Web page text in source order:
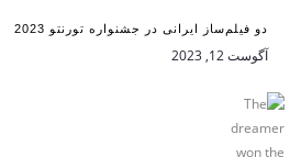
دو فیلم‌ساز ایرانی در جشنواره تورنتو 2023
آگوست 12, 2023